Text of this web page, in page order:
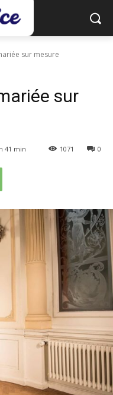
sur mesure
sur
41 min 0
1071